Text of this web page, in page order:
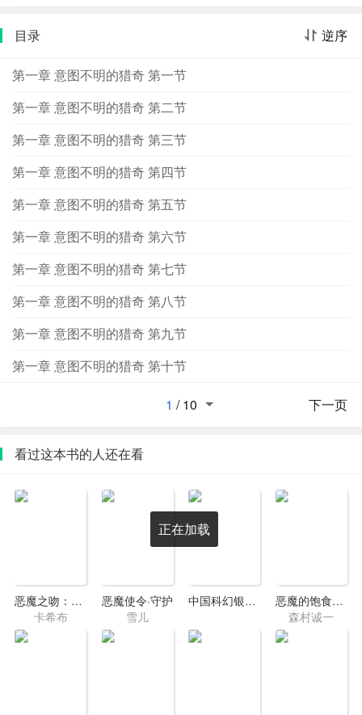
逆序
目录
第一章 意图不明的猎奇 第一节
第一章 意图不明的猎奇 第二节
第一章 意图不明的猎奇 第三节
第一章 意图不明的猎奇 第四节
第一章 意图不明的猎奇 第五节
第一章 意图不明的猎奇 第六节
第一章 意图不明的猎奇 第七节
第一章 意图不明的猎奇 第八节
第一章 意图不明的猎奇 第九节
第一章 意图不明的猎奇 第十节
下一页
1 /10
看过这本书的人还在看
恶魔之吻：番外篇
卡希布
恶魔使令·守护
雪儿
中国科幻银河奖获奖作品集（第十五至十六届）
恶魔的饱食——日本731细菌战部队揭秘
森村诚一
正在加载